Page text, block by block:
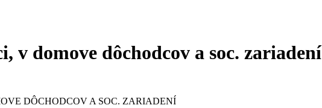
v domove dôchodcov a soc. zariadení
DÔCHODCOV A SOC. ZARIADENÍ